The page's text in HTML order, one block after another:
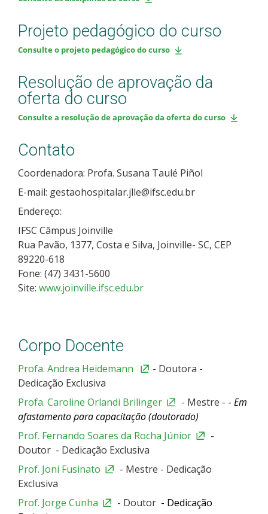
Projeto pedagógico do curso
Consulte o projeto pedagógico do curso
Resolução de aprovação da
oferta do curso
Consulte a resolução de aprovação da oferta do curso
Contato
Coordenadora: Profa. Susana Taulé Piñol
E-mail: gestaohospitalar.jlle@ifsc.edu.br
Endereço:
IFSC Câmpus Joinville
Rua Pavão, 1377, Costa e Silva, Joinville- SC, CEP
89220-618
Fone: (47) 3431-5600
Site: www.joinville.ifsc.edu.br
Corpo Docente
Profa. Andrea Heidemann
- Doutora -
Dedicação Exclusiva
Profa. Caroline Orlandi Brilinger
- Mestre - - Em
afastamento para capacitação (doutorado)
Prof. Fernando Soares da Rocha Júnior
-
Doutor - Dedicação Exclusiva
Prof. Joni Fusinato
- Mestre - Dedicação
Exclusiva
Prof. Jorge Cunha
- Doutor - Dedicação